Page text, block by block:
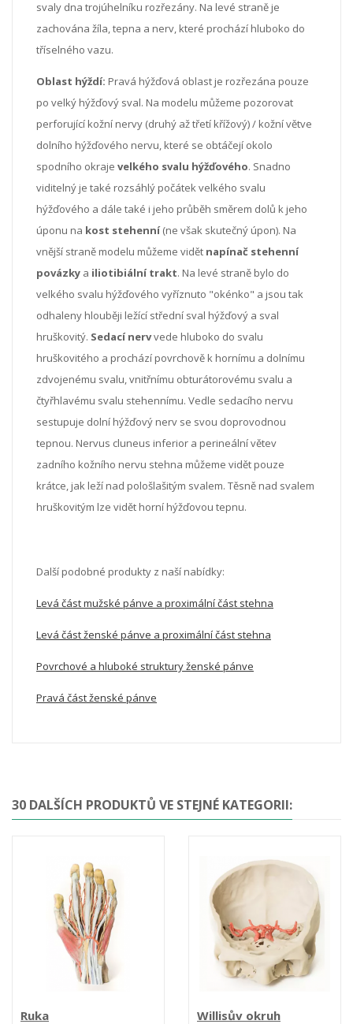
svaly dna trojúhelníku rozřezány. Na levé straně je
zachována žíla, tepna a nerv, které prochází hluboko do
tříselného vazu.
Oblast hýždí: Pravá hýžďová oblast je rozřezána pouze
po velký hýžďový sval. Na modelu můžeme pozorovat
perforující kožní nervy (druhý až třetí křížový) / kožní větve
dolního hýžďového nervu, které se obtáčejí okolo
spodního okraje velkého svalu hýžďového. Snadno
viditelný je také rozsáhlý počátek velkého svalu
hýžďového a dále také i jeho průběh směrem dolů k jeho
úponu na kost stehenní(ne však skutečný úpon). Na
vnější straně modelu můžeme vidět napínač stehenní
povázky a iliotibiální trakt. Na levé straně bylo do
velkého svalu hýžďového vyříznuto "okénko" a jsou tak
odhaleny hlouběji ležící střední sval hýžďový a sval
hruškovitý. Sedací nervvede hluboko do svalu
hruškovitého a prochází povrchově k hornímu a dolnímu
zdvojenému svalu, vnitřnímu obturátorovému svalu a
čtyřhlavému svalu stehennímu. Vedle sedacího nervu
sestupuje dolní hýžďový nerv se svou doprovodnou
tepnou. Nervus cluneus inferior a perineální větev
zadního kožního nervu stehna můžeme vidět pouze
krátce, jak leží nad pološlašitým svalem. Těsně nad svalem
hruškovitým lze vidět horní hýžďovou tepnu.
Další podobné produkty z naší nabídky:
Levá část mužské pánve a proximální část stehna
Levá část ženské pánve a proximální část stehna
Povrchové a hluboké struktury ženské pánve
Pravá část ženské pánve
30 DALŠÍCH PRODUKTŮ VE STEJNÉ KATEGORII:
Ruka Willisův okruh